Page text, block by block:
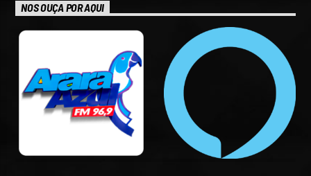
NOS OUÇA POR AQUI